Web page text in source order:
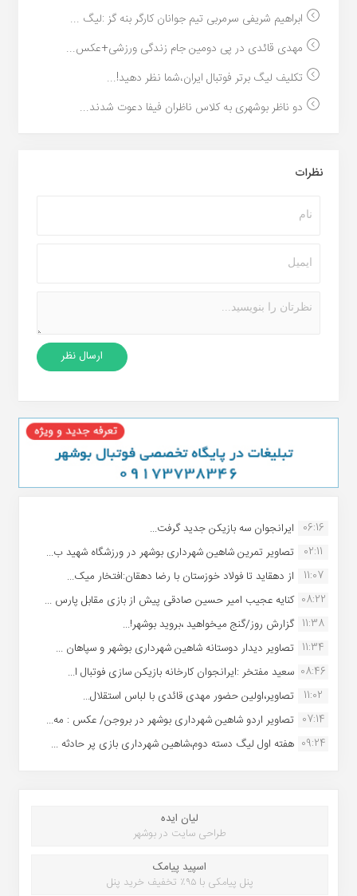
ابراهیم شریفی سرمربی تیم جوانان کارگر بنه گز :لیگ ...
مهدی قائدی در پی دومین جام زندگی ورزشی+عکس...
تکلیف لیگ برتر فوتبال ایران،شما نظر دهید!...
دو ناظر بوشهری به کلاس ناظران فیفا دعوت شدند...
نظرات
06:16 ایرانجوان سه بازیکن جدید گرفت...
02:11
تصاویر تمرین شاهین شهردارى بوشهر در ورزشگاه شهید ب...
11:07
از دهقاید تا فولاد خوزستان با رضا دهقان:افتخار میک...
08:22 کنایه عجیب امیر حسین صادقی پیش از بازی مقابل پارس ...
11:38 گزارش روز/گنج میخواهید ،بروید بوشهر!...
11:34 تصاویر دیدار دوستانه شاهین شهردارى بوشهر و سپاهان ...
08:46 سعید مفتخر :ایرانجوان کارخانه بازیکن سازی فوتبال ا...
11:02
تصاویر،اولین حضور مهدی قائدی با لباس استقلال...
07:14 تصاویر اردو شاهین شهرداری بوشهر در بروجن/ عکس : مه...
09:24 هفته اول لیگ دسته دوم،شاهین شهرداری بازی پر حادثه ...
لیان ایده
طراحی سایت در بوشهر
اسپید پیامک
پنل پیامکی با ۹۵٪ تخفیف خرید پنل